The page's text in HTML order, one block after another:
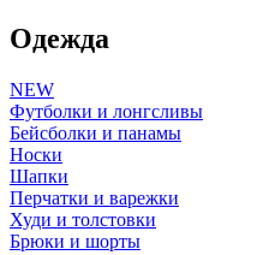
Одежда
NEW
Футболки и лонгсливы
Бейсболки и панамы
Носки
Шапки
Перчатки и варежки
Худи и толстовки
Брюки и шорты